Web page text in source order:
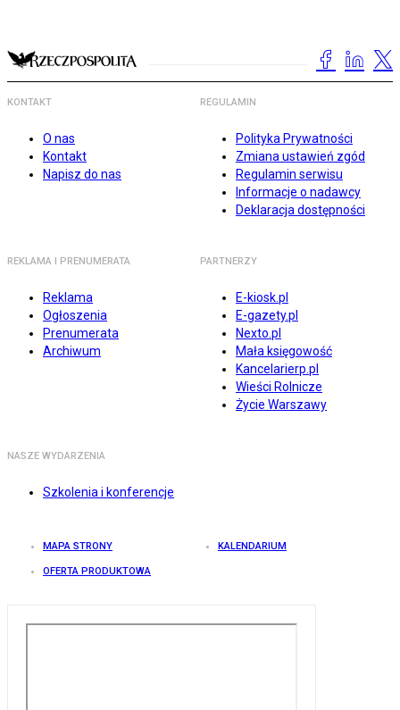
KONTAKT
O nas
Kontakt
Napisz do nas
REGULAMIN
Polityka Prywatności
Zmiana ustawień zgód
Regulamin serwisu
Informacje o nadawcy
Deklaracja dostępności
REKLAMA I PRENUMERATA
Reklama
Ogłoszenia
Prenumerata
Archiwum
PARTNERZY
E-kiosk.pl
E-gazety.pl
Nexto.pl
Mała księgowość
Kancelarierp.pl
Wieści Rolnicze
Życie Warszawy
NASZE WYDARZENIA
Szkolenia i konferencje
MAPA STRONY KALENDARIUM
OFERTA PRODUKTOWA